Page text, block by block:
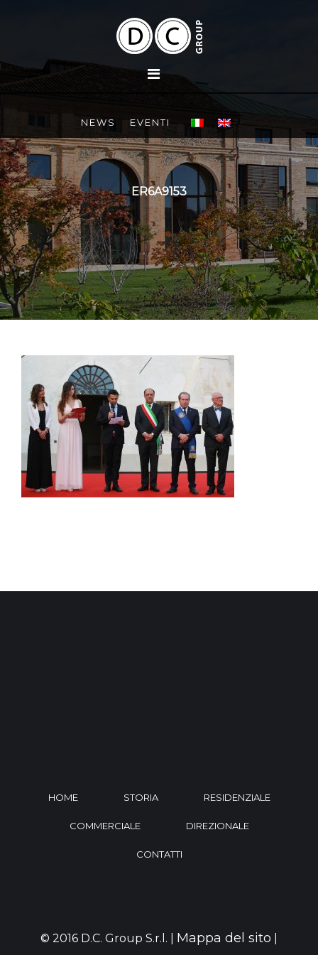
NEWS EVENTI
ER6A9153
HOME STORIA RESIDENZIALE
COMMERCIALE DIREZIONALE
CONTATTI
© 2016 D.C. Group S.r.l. | Mappa del sito